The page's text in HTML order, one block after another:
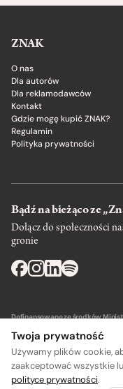
ZNAK
O nas
Dla autorów
Dla reklamodawców
Kontakt
Gdzie mogę kupić ZNAK?
Regulamin
Polityka prywatności
Bądź na bieżąco ze
Dołącz do społeczności
gronie
Dofinansowano ze środków
Twoja prywatność
Używamy plików cookie,
zaakceptować wszystkie
polityce prywatności.